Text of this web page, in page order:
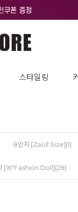
스타일링
8인치 [Zaoll Size](1)
[16"Fashion Doll](28)